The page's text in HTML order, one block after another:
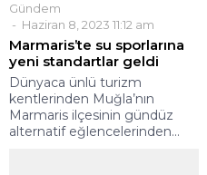
Gündem
Haziran 8, 2023 11:12 am
Marmaris’te su sporlarına
yeni standartlar geldi
Dünyaca ünlü turizm
kentlerinden Muğla’nın
Marmaris ilçesinin gündüz
alternatif eğlencelerinden...